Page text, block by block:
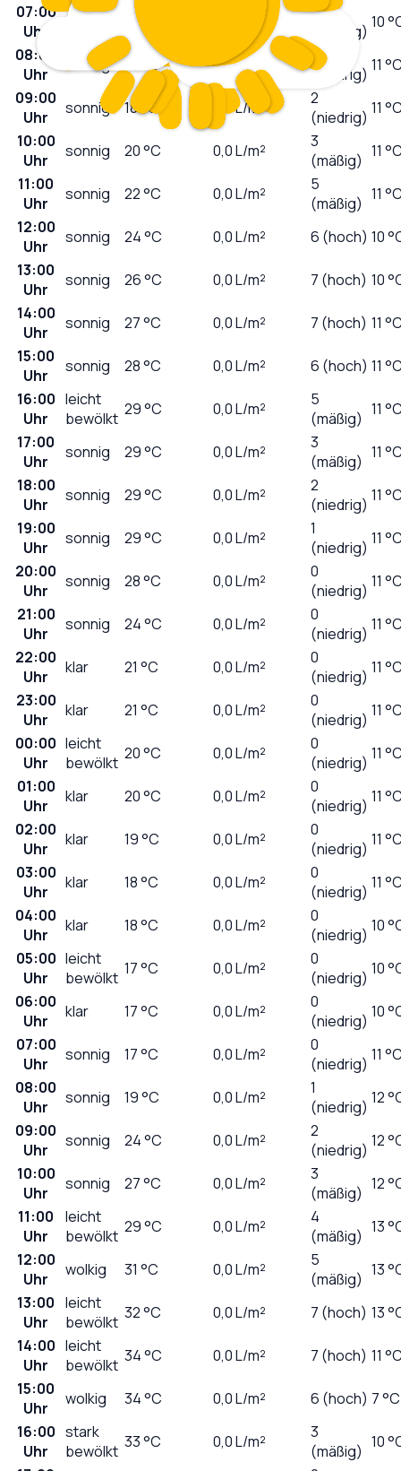
07:00
Uhr
sonnig 11°C L/m²
0
(niedrig) 10
08:00
Uhr
sonnig 14 °C 0,0L/m²
1
(niedrig) 11
09:00
Uhr
sonnig 18°C 0,0L/m²
2
(niedrig) 11
10:00
Uhr
sonnig 20°C 0,0L/m²
3
(mäßig) 11
11:00
Uhr
sonnig 22°C 0,0L/m²
5
(mäßig) 11
12:00
Uhr
sonnig 24°C 0,0L/m² 6 (hoch) 10
13:00
Uhr
sonnig 26°C 0,0L/m² 7 (hoch) 10
14:00
Uhr
sonnig 27°C 0,0L/m² 7 (hoch) 11
15:00
Uhr
sonnig 28°C 0,0L/m² 6 (hoch) 11
16:00
Uhr
leicht
bewölkt 29°C 0,0L/m²
5
(mäßig) 11
17:00
Uhr
sonnig 29°C 0,0L/m²
3
(mäßig) 11
18:00
Uhr
sonnig 29°C 0,0L/m²
2
(niedrig) 11
19:00
Uhr
sonnig 29°C 0,0L/m²
1
(niedrig) 11
20:00
Uhr
sonnig 28°C 0,0L/m²
0
(niedrig) 11
21:00
Uhr
sonnig 24°C 0,0L/m²
0
(niedrig) 11
22:00
Uhr
klar 21 °C 0,0L/m²
0
(niedrig) 11
23:00
Uhr
klar 21 °C 0,0L/m²
0
(niedrig) 11
00:00
Uhr
leicht
bewölkt 20°C 0,0L/m²
0
(niedrig) 11
01:00
Uhr
klar 20°C 0,0L/m²
0
(niedrig) 11
02:00
Uhr
klar 19°C 0,0L/m²
0
(niedrig) 11
03:00
Uhr
klar 18°C 0,0L/m²
0
(niedrig) 11
04:00
Uhr
klar 18°C 0,0L/m²
0
(niedrig) 10
05:00
Uhr
leicht
bewölkt 17°C 0,0L/m²
0
(niedrig) 10
06:00
Uhr
klar 17°C 0,0L/m²
0
(niedrig) 10
07:00
Uhr
sonnig 17°C 0,0L/m²
0
(niedrig) 11
08:00
Uhr
sonnig 19°C 0,0L/m²
1
(niedrig) 12
09:00
Uhr
sonnig 24°C 0,0L/m²
2
(niedrig) 12
10:00
Uhr
sonnig 27°C 0,0L/m²
3
(mäßig) 12
11:00
Uhr
leicht
bewölkt 29°C 0,0L/m²
4
(mäßig) 13
12:00
Uhr
wolkig 31 °C 0,0L/m²
5
(mäßig) 13
13:00
Uhr
leicht
bewölkt 32°C 0,0L/m² 7 (hoch) 13
14:00
Uhr
leicht
bewölkt 34°C 0,0L/m² 7 (hoch) 11
15:00
Uhr
wolkig 34°C 0,0L/m² 6 (hoch) 7 °C
16:00
Uhr
stark
bewölkt 33°C 0,0L/m²
3
(mäßig) 10